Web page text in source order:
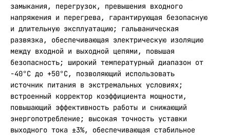
замыкания, перегрузок, превышения входного
напряжения и перегрева, гарантирующая безопасную
и длительную эксплуатацию; гальваническая
развязка, обеспечивающая электрическую изоляцию
между входной и выходной цепями, повышая
безопасность; широкий температурный диапазон от
-40°С до +50°С, позволяющий использовать
источник питания в экстремальных условиях;
встроенный корректор коэффициента мощности,
повышающий эффективность работы и снижающий
энергопотребление; высокая точность уставки
выходного тока ±3%, обеспечивающая стабильное